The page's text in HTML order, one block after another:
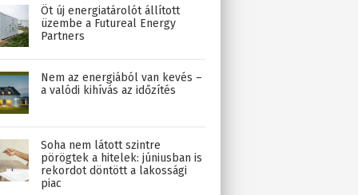
Öt új energiatárolót állított
üzembe a Futureal Energy
Partners
Nem az energiából van kevés –
a valódi kihívás az időzítés
Soha nem látott szintre
pörögtek a hitelek: júniusban is
rekordot döntött a lakossági
piac